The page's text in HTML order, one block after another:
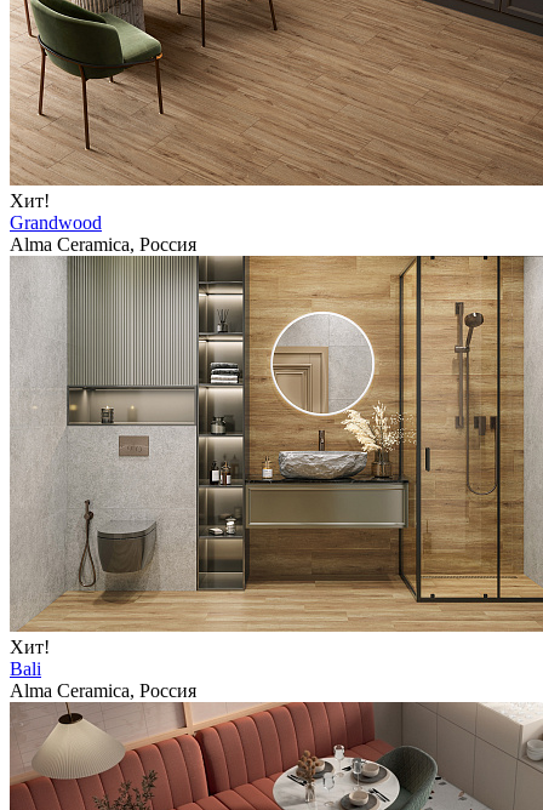
Хит!
Grandwood
Alma Ceramica, Россия
Хит!
Bali
Alma Ceramica, Россия